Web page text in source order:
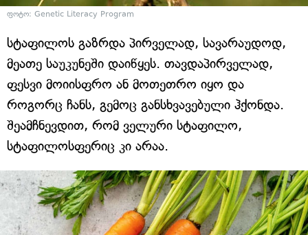
ფოტო: Genetic Literacy Program
სტაფილოს გაზრდა პირველად, სავარაუდოდ,
მეათე საუკუნეში დაიწყეს. თავდაპირველად,
ფესვი მოიისფრო ან მოთეთრო იყო და
როგორც ჩანს, გემოც განსხვავებული ჰქონდა.
შეამჩნევდით, რომ ველური სტაფილო,
სტაფილოსფერიც კი არაა.